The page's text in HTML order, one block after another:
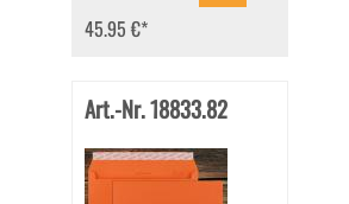
45.95 €*
Art.-Nr. 18833.82